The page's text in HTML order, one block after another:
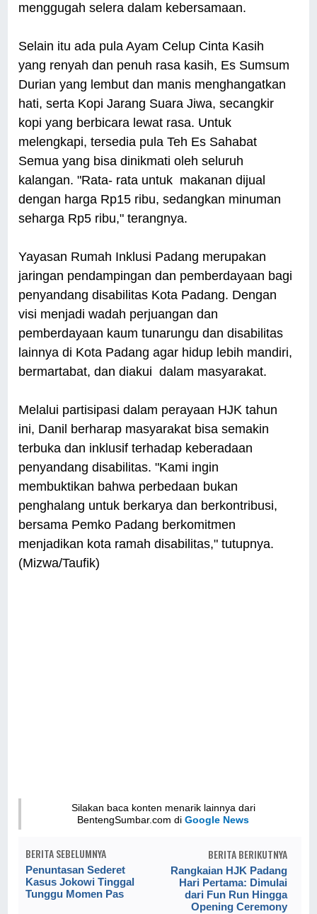
menggugah selera dalam kebersamaan.
Selain itu ada pula Ayam Celup Cinta Kasih
yang renyah dan penuh rasa kasih, Es Sumsum
Durian yang lembut dan manis menghangatkan
hati, serta Kopi Jarang Suara Jiwa, secangkir
kopi yang berbicara lewat rasa. Untuk
melengkapi, tersedia pula Teh Es Sahabat
Semua yang bisa dinikmati oleh seluruh
kalangan. "Rata- rata untuk makanan dijual
dengan harga Rp15 ribu, sedangkan minuman
seharga Rp5 ribu," terangnya.
Yayasan Rumah Inklusi Padang merupakan
jaringan pendampingan dan pemberdayaan bagi
penyandang disabilitas Kota Padang. Dengan
visi menjadi wadah perjuangan dan
pemberdayaan kaum tunarungu dan disabilitas
lainnya di Kota Padang agar hidup lebih mandiri,
bermartabat, dan diakui dalam masyarakat.
Melalui partisipasi dalam perayaan HJK tahun
ini, Danil berharap masyarakat bisa semakin
terbuka dan inklusif terhadap keberadaan
penyandang disabilitas. "Kami ingin
membuktikan bahwa perbedaan bukan
penghalang untuk berkarya dan berkontribusi,
bersama Pemko Padang berkomitmen
menjadikan kota ramah disabilitas," tutupnya.
(Mizwa/Taufik)
Silakan baca konten menarik lainnya dari
BentengSumbar.com diGoogle News
BERITA SEBELUMNYA
Penuntasan Sederet
Kasus Jokowi Tinggal
Tunggu Momen Pas
BERITA BERIKUTNYA
Rangkaian HJK Padang
Hari Pertama: Dimulai
dari Fun Run Hingga
Opening Ceremony